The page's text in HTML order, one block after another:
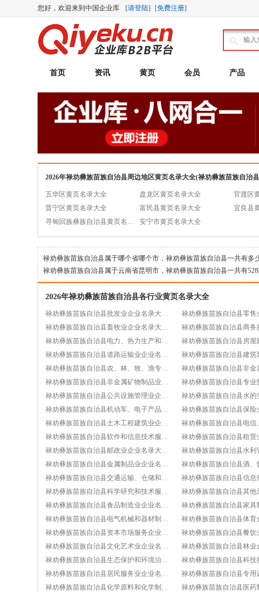
您好，欢迎来到中国企业库 [请登陆] [免费注册]

首页 资讯 黄页 会员 产品
2026年禄劝彝族苗族自治县周边地区黄页名录大全(禄劝彝族苗族自治
五华区黄页名录大全 盘龙区黄页名录大全 官渡区
晋宁区黄页名录大全
富民县黄页名录大全 宜良县
安宁市黄页名录大全
禄劝彝族苗族自治县属于哪个省哪个市，禄劝彝族苗族自治县一共有多
禄劝彝族苗族自治县属于云南省昆明市，禄劝彝族苗族自治县一共有528
2026年禄劝彝族苗族自治县各行业黄页名录大全
禄劝彝族苗族自治县体育
禄劝彝族苗族自治县林业